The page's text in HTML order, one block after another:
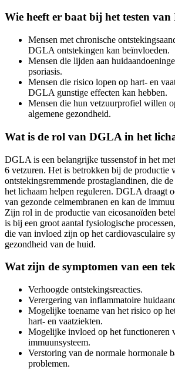
Wie heeft er baat bij het testen
Mensen met chronische
DGLA ontstekingen kan beïnvloeden.
Mensen die lijden aan
psoriasis.
Mensen die risico lopen op hart- en
DGLA gunstige effecten kan hebben.
Mensen die hun vetzuurprofiel willen
algemene gezondheid.
Wat is de rol van DGLA in het
DGLA is een belangrijke tussenstof in het
6 vetzuren. Het is betrokken bij de productie
ontstekingsremmende prostaglandinen, die
het lichaam helpen reguleren. DGLA draagt
van gezonde celmembranen en kan de
Zijn rol in de productie van eicosanoïden
is bij een groot aantal fysiologische
die van invloed zijn op het cardiovasculaire
gezondheid van de huid.
Wat zijn de symptomen van een
Verhoogde ontstekingsreacties.
Verergering van inflammatoire
Mogelijke toename van het risico op
hart- en vaatziekten.
Mogelijke invloed op het functioneren
immuunsysteem.
Verstoring van de normale hormonale
problemen.